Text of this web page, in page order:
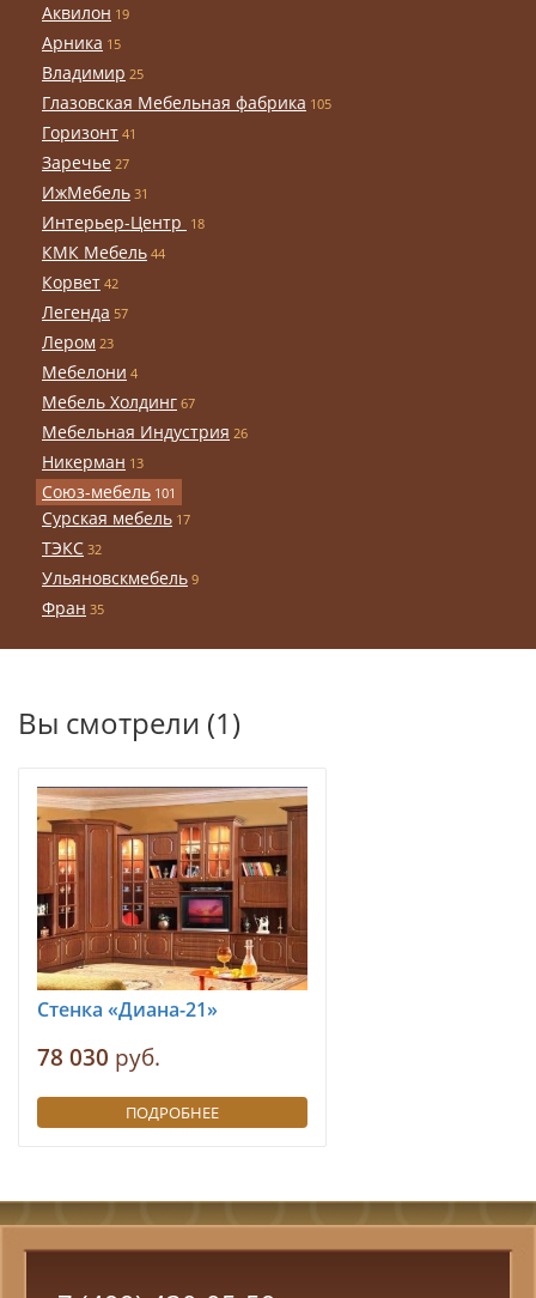
Аквилон 19
Арника 15
Владимир 25
Глазовская Мебельная фабрика 105
Горизонт 41
Заречье 27
ИжМебель 31
Интерьер-Центр 18
КМК Мебель 44
Корвет 42
Легенда 57
Лером 23
Мебелони 4
Мебель Холдинг 67
Мебельная Индустрия 26
Никерман 13
Союз-мебель 101
Сурская мебель 17
ТЭКС 32
Ульяновскмебель 9
Фран 35
Вы смотрели (1)
Стенка «Диана-21»
78 030 руб.
ПОДРОБНЕЕ